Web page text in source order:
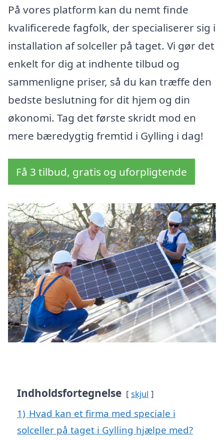
På vores platform kan du nemt finde
kvalificerede fagfolk, der specialiserer sig i
installation af solceller på taget. Vi gør det
enkelt for dig at indhente tilbud og
sammenligne priser, så du kan træffe den
bedste beslutning for dit hjem og din
økonomi. Tag det første skridt mod en
mere bæredygtig fremtid i Gylling i dag!
Få 3 tilbud, gratis og uforpligtende
Indholdsfortegnelse skjul
1) Hvad kan et firma med speciale i
solceller på taget i Gylling hjælpe med?